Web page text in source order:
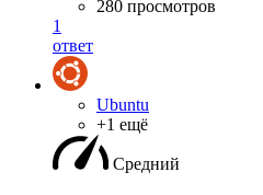
280 просмотров
1
ответ
Ubuntu
+1 ещё
Средний